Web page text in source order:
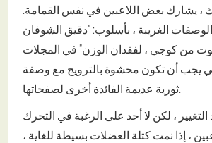
، يشارك بعض اللاعبين في نفس القمامة.
الوصفات الغريبة ، بأسلوب: "دقيق الشوفان
من كوجي ، لفقدان الوزن" في المجلات
يجب أن تكون محشوة بالترويج مع وصفة
ثورية عديمة الفائدة أخرى لصفحاتها.
، لكن لا أحد على الرغبة في التحرك
، إذا نمت كتلة العضلات بسيطة للغاية ،